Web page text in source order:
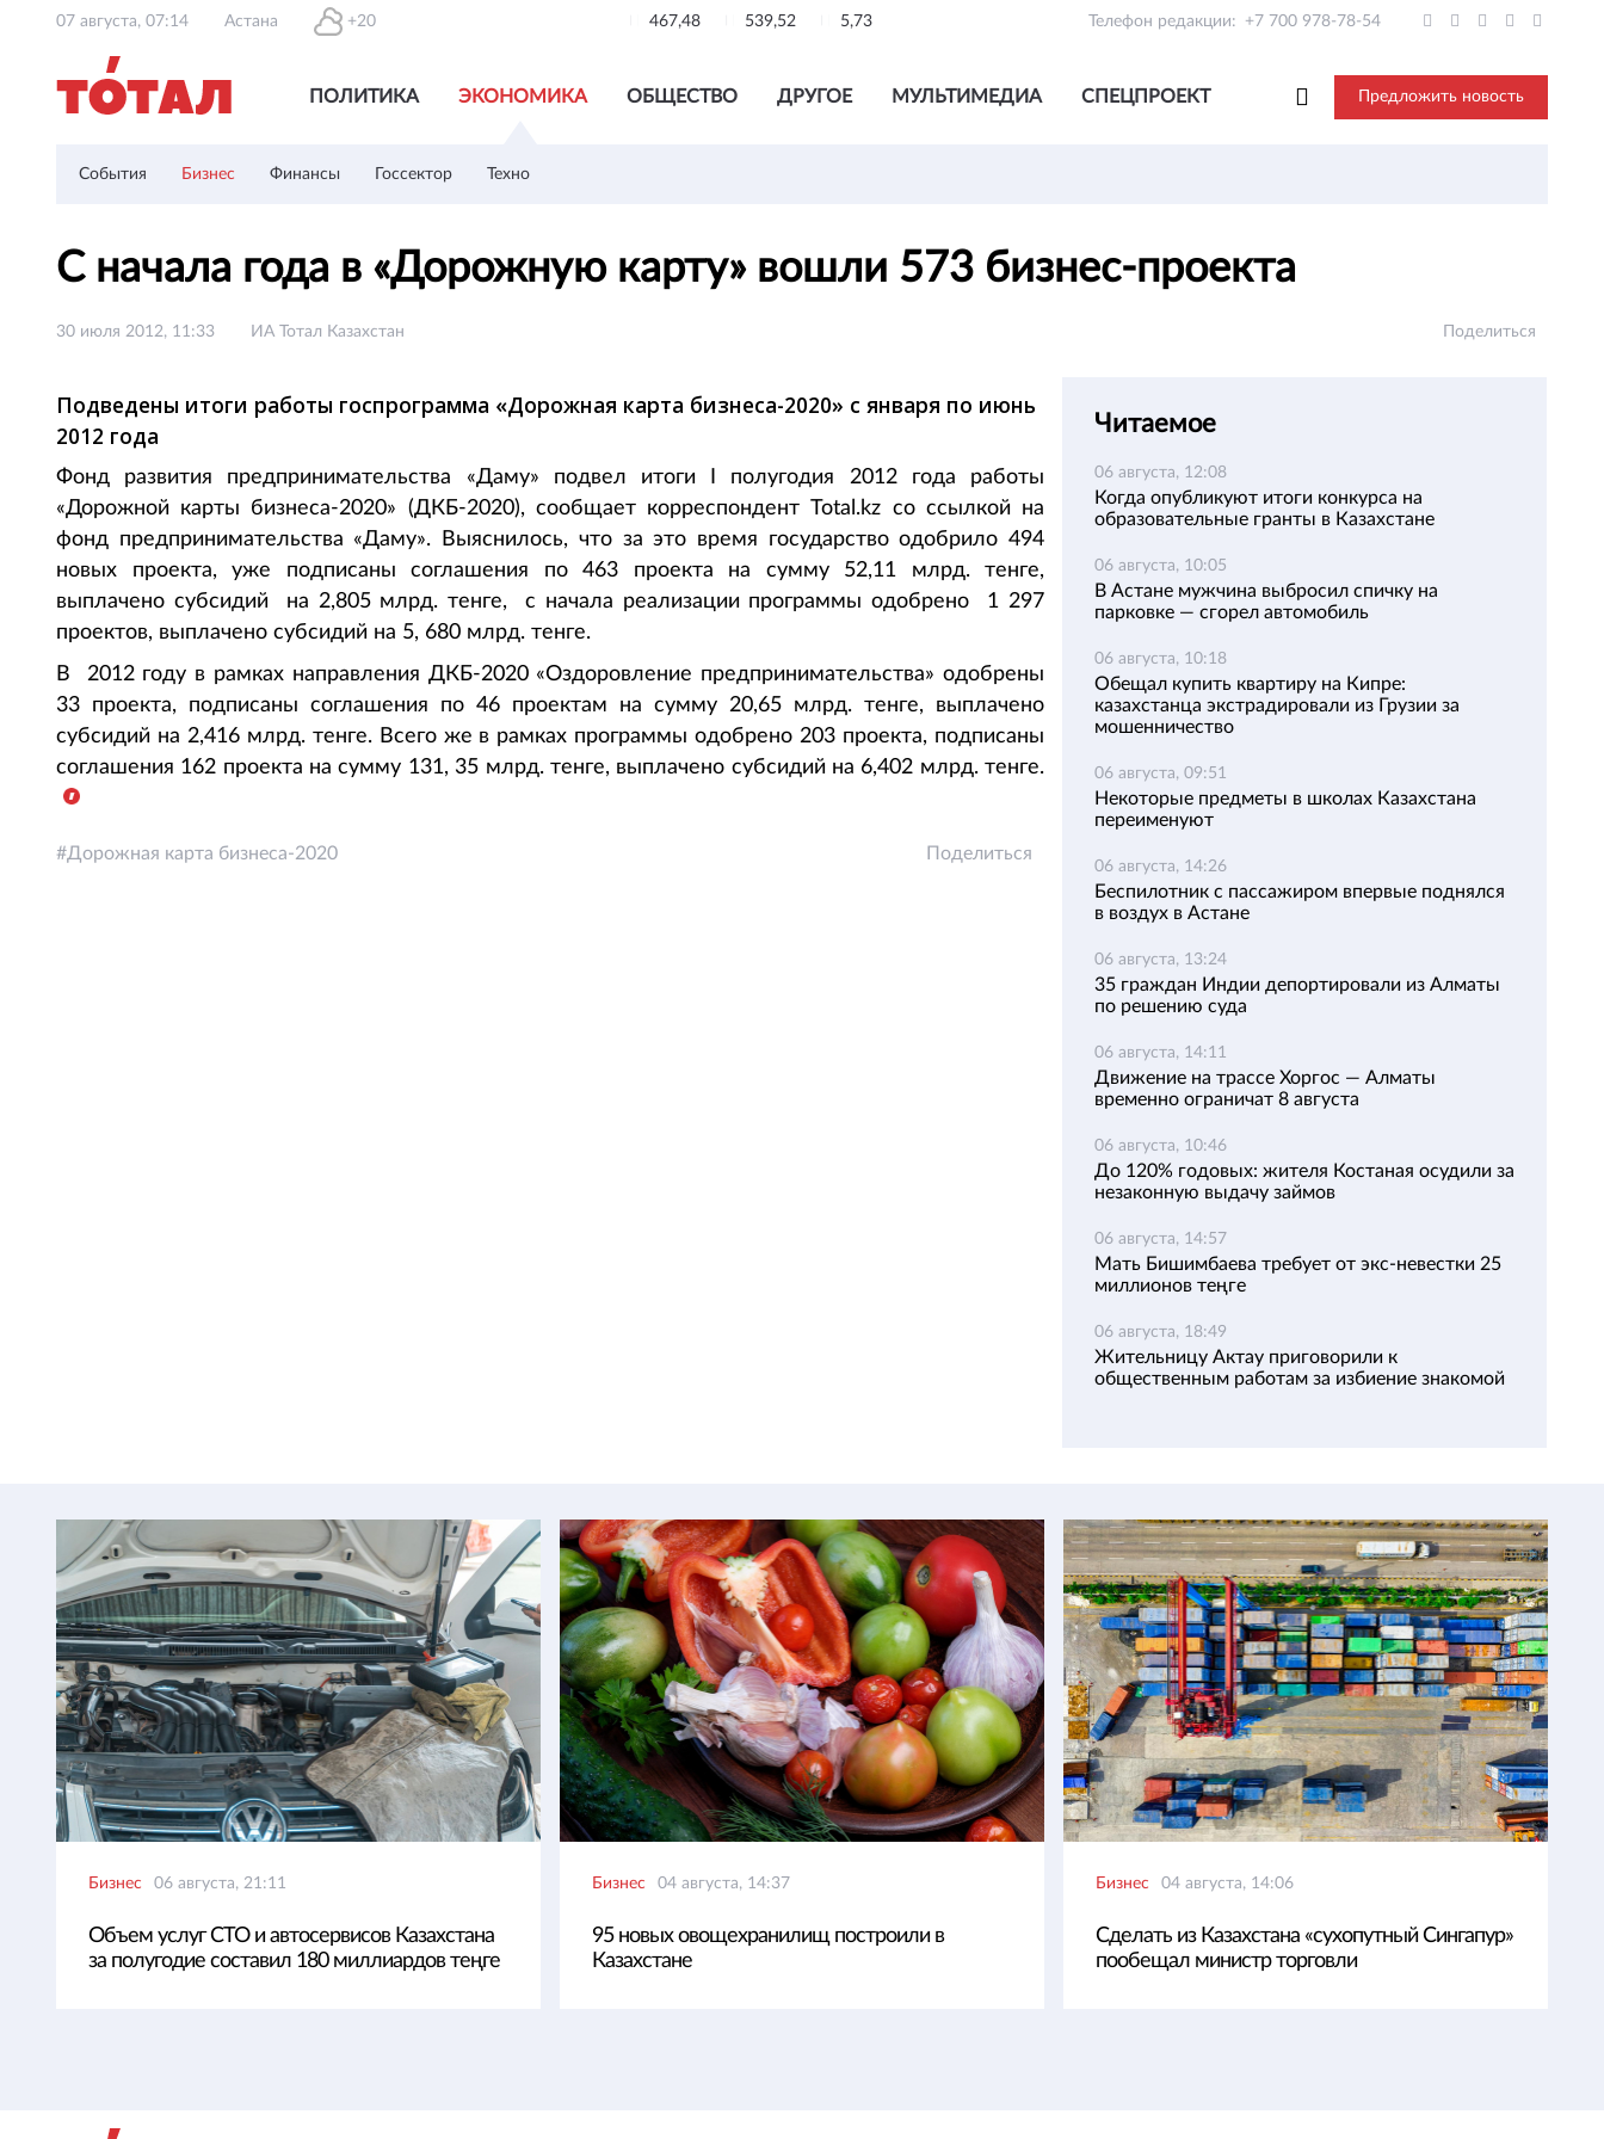
07 августа, 07:14 Астана +20 467,48 539,52 5,73 Телефон редакции: +7 700 978-78-54
ПОЛИТИКА ЭКОНОМИКА ОБЩЕСТВО ДРУГОЕ МУЛЬТИМЕДИА СПЕЦПРОЕКТ Предложить новость
События Бизнес Финансы Госсектор Техно
С начала года в «Дорожную карту» вошли 573 бизнес-проекта
30 июля 2012, 11:33 ИА Тотал Казахстан Поделиться
Подведены итоги работы госпрограмма «Дорожная карта бизнеса-2020» с января по июнь
2012 года
Фонд развития предпринимательства «Даму» подвел итоги I полугодия 2012 года работы
«Дорожной карты бизнеса-2020» (ДКБ-2020), сообщает корреспондент Total.kz со ссылкой на
фонд предпринимательства «Даму». Выяснилось, что за это время государство одобрило 494
новых проекта, уже подписаны соглашения по 463 проекта на сумму 52,11 млрд. тенге,
выплачено субсидий на 2,805 млрд. тенге, с начала реализации программы одобрено 1 297
проектов, выплачено субсидий на 5, 680 млрд. тенге.
В 2012 году в рамках направления ДКБ-2020 «Оздоровление предпринимательства» одобрены
33 проекта, подписаны соглашения по 46 проектам на сумму 20,65 млрд. тенге, выплачено
субсидий на 2,416 млрд. тенге. Всего же в рамках программы одобрено 203 проекта, подписаны
соглашения 162 проекта на сумму 131, 35 млрд. тенге, выплачено субсидий на 6,402 млрд. тенге.
Дорожная карта бизнеса-2020 Поделиться
Читаемое
06 августа, 12:08
Когда опубликуют итоги конкурса на
образовательные гранты в Казахстане
06 августа, 10:05
В Астане мужчина выбросил спичку на
парковке — сгорел автомобиль
06 августа, 10:18
Обещал купить квартиру на Кипре:
казахстанца экстрадировали из Грузии за
мошенничество
06 августа, 09:51
Некоторые предметы в школах Казахстана
переименуют
06 августа, 14:26
Беспилотник с пассажиром впервые поднялся
в воздух в Астане
06 августа, 13:24
35 граждан Индии депортировали из Алматы
по решению суда
06 августа, 14:11
Движение на трассе Хоргос — Алматы
временно ограничат 8 августа
06 августа, 10:46
До 120% годовых: жителя Костаная осудили за
незаконную выдачу займов
06 августа, 14:57
Мать Бишимбаева требует от экс-невестки 25
миллионов теңге
06 августа, 18:49
Жительницу Актау приговорили к
общественным работам за избиение знакомой
Бизнес 06 августа, 21:11
Объем услуг СТО и автосервисов Казахстана
за полугодие составил 180 миллиардов теңге
Бизнес 04 августа, 14:37
95 новых овощехранилищ построили в
Казахстане
Бизнес 04 августа, 14:06
Сделать из Казахстана «сухопутный Сингапур»
пообещал министр торговли